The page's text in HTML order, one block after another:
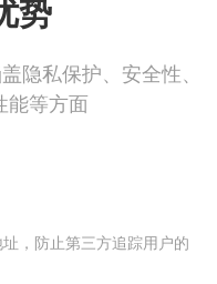
势
隐私保护、安全性、
能等方面
，防止第三方追踪用户的